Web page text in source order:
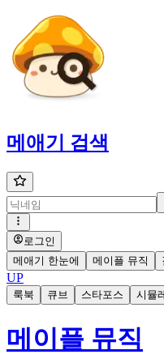
메애기 검색
로그인
메애기 한눈에
메이플 뮤직
UP
룩북 큐브 스타포스 시뮬
메이플 뮤직